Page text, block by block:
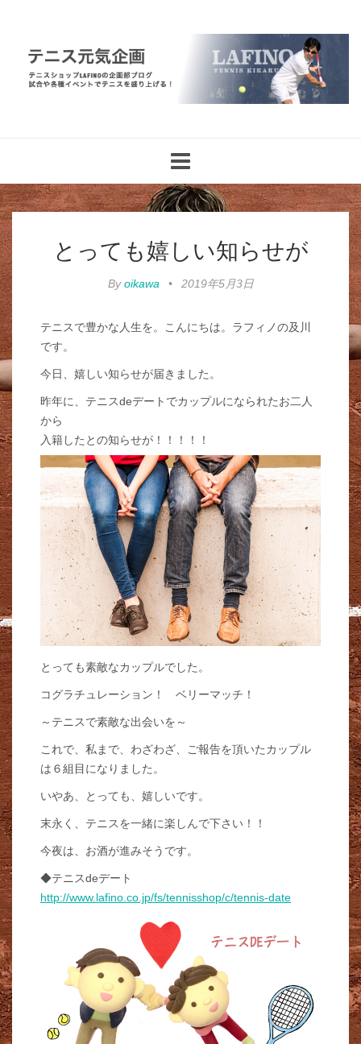
navigation
とっても嬉しい知らせが
Byoikawa • 2019年5月3日
テニスで豊かな人生を。こんにちは。ラフィノの及川
です。
今日、嬉しい知らせが届きました。
昨年に、テニスdeデートでカップルになられたお二人
から
入籍したとの知らせが！！！！！
とっても素敵なカップルでした。
コグラチュレーション！ ベリーマッチ！
～テニスで素敵な出会いを～
これで、私まで、わざわざ、ご報告を頂いたカップル
は６組目になりました。
いやあ、とっても、嬉しいです。
末永く、テニスを一緒に楽しんで下さい！！
今夜は、お酒が進みそうです。
◆テニスdeデート
http://www.lafino.co.jp/fs/tennisshop/c/tennis-date